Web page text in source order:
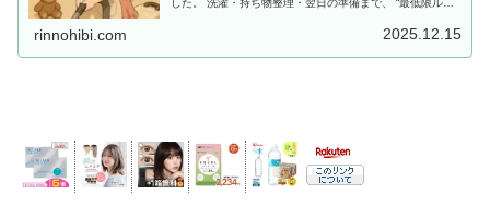
した。 洗濯・持ち物整理・翌日の準備まで、 “最低限ルー
rinnohibi.com 2025.12.15